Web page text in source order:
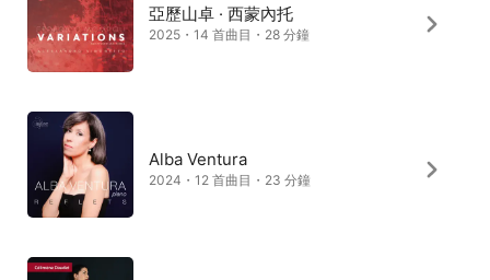
亞歷山卓 · 西蒙內托
2025・14 首曲目・28 分鐘
Alba Ventura
2024・12 首曲目・23 分鐘